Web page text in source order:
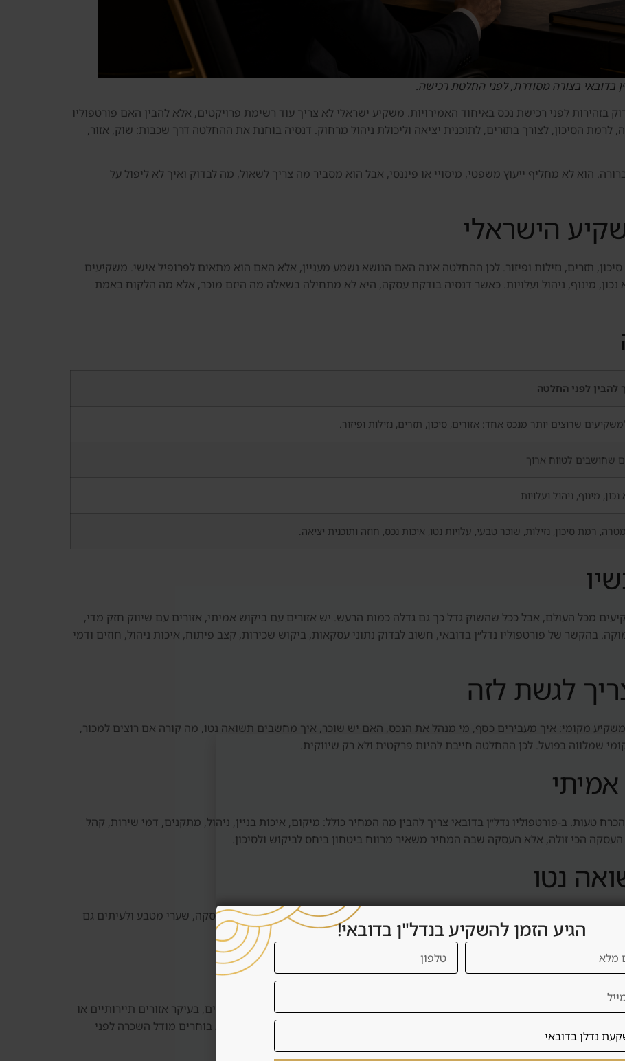
בדובאי בצורה מסודרת, לפני החלטת רכישה.
בזהירות לפני רכישת נכס באיחוד האמירויות. משקיע ישראלי לא צריך עוד רשימת פרויקטים, אלא להבין האם פורטפוליו
הסיכון, לצורך בתזרים, לתוכנית יציאה וליכולת ניהול מרחוק. דנסיה בוחנת את ההחלטה דרך שכבות: שוק, אזור,
הוא לא מחליף ייעוץ משפטי, מיסויי או פיננסי, אבל הוא מסביר מה צריך לשאול, מה לבדוק ואיך לא ליפול על
הישראלי
תזרים, נזילות ופיזור. לכן ההחלטה אינה האם הנושא נשמע מעניין, אלא האם הוא מתאים לפרופיל אישי. משקיעים
נכון, מינוף, ניהול ועלויות. כאשר דנסיה בודקת עסקה, היא לא מתחילה בשאלה מה היזם מוכר, אלא מה הלקוח באמת
להבין לפני החלטה
שרוצים יותר מנכס אחד: אזורים, סיכון, תזרים, נזילות ופיזור.
שחושבים לטווח ארוך
מינוף, ניהול ועלויות
רמת סיכון, נזילות, שוכר טבעי, עלויות נטו, איכות נכס, חוזה ותוכנית יציאה.
מכל העולם, אבל ככל שהשוק גדל כך גם גדלה כמות הרעש. יש אזורים עם ביקוש אמיתי, אזורים עם שיווק חזק מדי,
בהקשר של פורטפוליו נדל״ן בדובאי, חשוב לבדוק נתוני עסקאות, ביקוש שכירות, קצב פיתוח, איכות ניהול, חוזים ודמי
לגשת לזה
מקומי: איך מעבירים כסף, מי מנהל את הנכס, האם יש שוכר, איך מחשבים תשואה נטו, מה קורה אם רוצים למכור,
שמלווה בפועל. לכן ההחלטה חייבת להיות פרקטית ולא רק שיווקית.
טעות. ב-פורטפוליו נדל״ן בדובאי צריך להבין מה המחיר כולל: מיקום, איכות בניין, ניהול, מתקנים, דמי שירות, קהל
העסקה הכי זולה, אלא העסקה שבה המחיר משאיר מרווח ביטחון ביחס לביקוש ולסיכון.
נטו
תשואה נטו כוללת דמי שירות, ניהול, תחזוקה, ריהוט, תקופות ריקות, תיקונים, עלויות עסקה, שערי מטבע ולעיתים גם
אם העסקה באמת משרתת את המשקיע.
קצרה
לשכירות ארוכה: שוכר יציב, פחות תפעול, פחות שחיקה ותזרים צפוי יותר. במקרים אחרים, בעיקר אזורים תיירותיים או
השכרה קצרה דורשת רישוי, ריהוט, ניהול, ניקיון, שירות אורחים, תפוסה וביקורות. לא בוחרים מודל השכרה לפני
הגיע הזמן להשקיע בנדל"ן בדובאי!